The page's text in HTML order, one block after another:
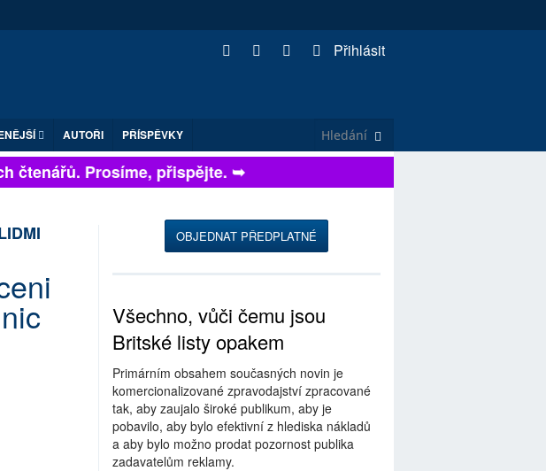
Přihlásit
AUTOŘI PŘÍSPĚVKY
Prosíme, přispějte. ➥
OBJEDNAT PŘEDPLATNÉ
Všechno, vůči čemu jsou
Britské listy opakem
Primárním obsahem současných novin je
komercionalizované zpravodajství zpracované
tak, aby zaujalo široké publikum, aby je
pobavilo, aby bylo efektivní z hlediska nákladů
a aby bylo možno prodat pozornost publika
zadavatelům reklamy.